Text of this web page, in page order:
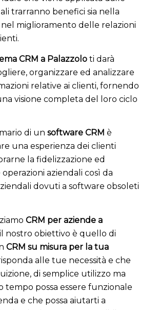
trarranno benefici sia nella
nel miglioramento delle relazioni
CRM a Palazzolo ti darà
organizzare ed analizzare
relative ai clienti, fornendo
visione completa del loro ciclo
di un software CRM è
una esperienza dei clienti
la fidelizzazione ed
aziendali così da
dovuti a software obsoleti
CRM per aziende a
nostro obiettivo è quello di
CRM su misura per la tua
alle tue necessità e che
di semplice utilizzo ma
tempo possa essere funzionale
e che possa aiutarti a